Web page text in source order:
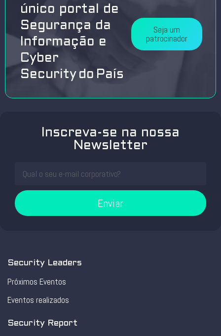
único portal de
Segurança da
Informação e
Cyber
Security do País
Seja um
patrocinador
Inscreva-se na nossa
Newsletter
Enviar
Security Leaders
Próximos Eventos
Eventos realizados
Security Report